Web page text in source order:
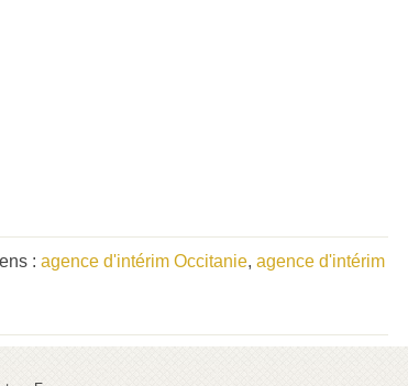
: agence d'intérim Occitanie, agence d'intérim